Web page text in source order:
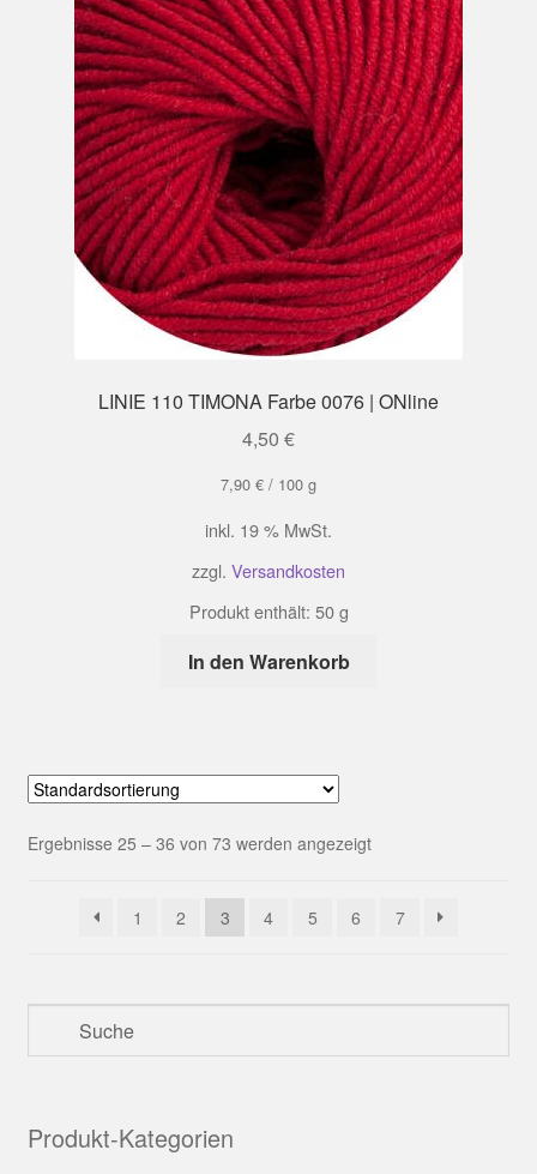
LINIE 110 TIMONA Farbe 0076 | ONline
4,50 €
7,90 € / 100 g
inkl. 19 % MwSt.
zzgl. Versandkosten
Produkt enthält: 50g
In den Warenkorb
Ergebnisse 25 – 36 von 73 werden angezeigt
1 2 3 4 5 6 7
Produkt-Kategorien